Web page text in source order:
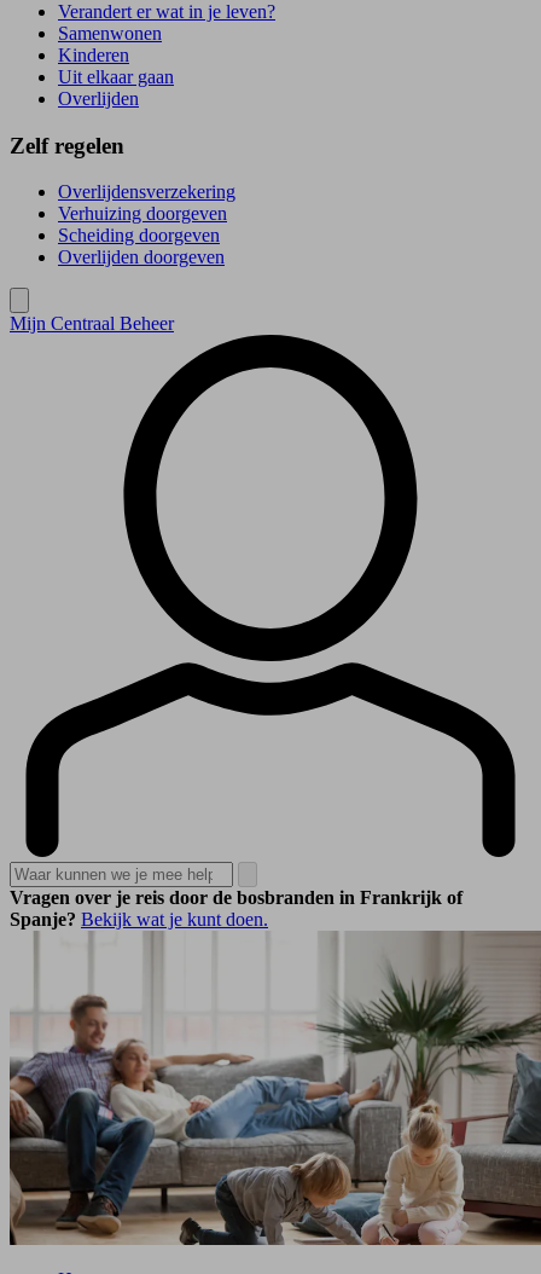
Verandert er wat in je leven?
Samenwonen
Kinderen
Uit elkaar gaan
Overlijden
Zelf regelen
Overlijdensverzekering
Verhuizing doorgeven
Scheiding doorgeven
Overlijden doorgeven
Mijn Centraal Beheer
Vragen over je reis door de bosbranden in Frankrijk of
Spanje? Bekijk wat je kunt doen.